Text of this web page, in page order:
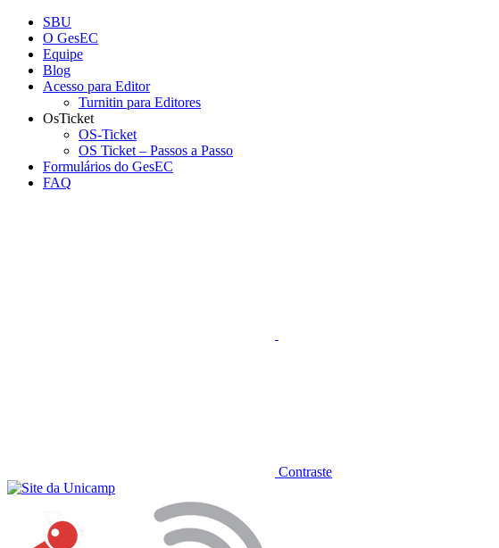
Conteúdo principal
SBU
O GesEC
Equipe
Blog
Acesso para Editor
Turnitin para Editores
OsTicket
OS-Ticket
OS Ticket – Passos a Passo
Formulários do GesEC
FAQ
Contraste